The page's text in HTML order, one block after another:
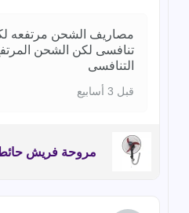
مصاريف الشحن مرتفعه
تنافسى لكن الشحن
التنافسى
قبل 3 أسابيع
مروحة فريش حائط شبح